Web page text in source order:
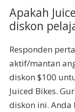
Apakah
diskon
Responden
aktif/mantan
diskon $100
Juiced Bikes.
diskon ini.